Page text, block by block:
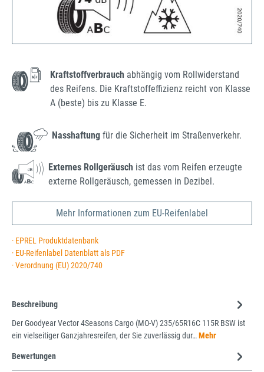
Kraftstoffverbrauch abhängig vom Rollwiderstand
des Reifens. Die Kraftstoffeffizienz reicht von Klasse
A (beste) bis zu Klasse E.
Nasshaftung für die Sicherheit im Straßenverkehr.
Externes Rollgeräusch ist das vom Reifen erzeugte
externe Rollgeräusch, gemessen in Dezibel.
Mehr Informationen zum EU-Reifenlabel
· EPREL Produktdatenbank
· EU-Reifenlabel Datenblatt als PDF
· Verordnung (EU) 2020/740
Beschreibung
Der Goodyear Vector 4Seasons Cargo (MO-V) 235/65R16C 115R BSW ist
ein vielseitiger Ganzjahresreifen, der Sie zuverlässig dur…Mehr
Bewertungen